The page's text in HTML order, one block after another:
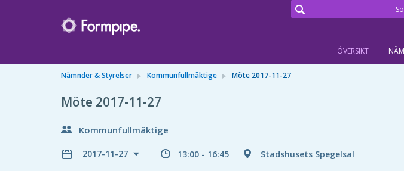
ÖVERSIKT
Nämnder & Styrelser Kommunfullmäktige Möte 2017-11-27
Möte 2017-11-27
Kommunfullmäktige
2017-11-27 13:00 - 16:45 Stadshusets Spegelsal